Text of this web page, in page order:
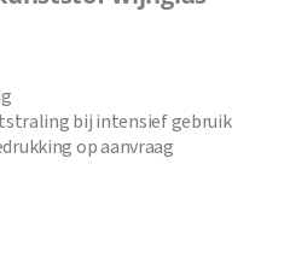
bij intensief gebruik
op aanvraag